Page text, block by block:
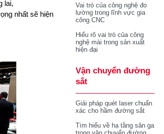
lai,
nhất sẽ hiện
Vai trò của công nghệ đo
lường trong lĩnh vực gia
công CNC
Hiểu rõ vai trò của công
nghệ mài trong sản xuất
hiện đại
Vận chuyển đường
sắt
Giải pháp quét laser chuẩn
xác cho hầm đường sắt
Tìm hiểu về hạ tầng sân ga